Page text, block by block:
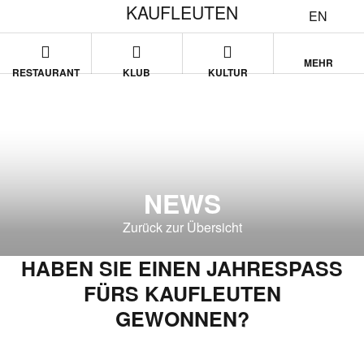
EN
KAUFLEUTEN
RESTAURANT KLUB KULTUR
MEHR
NEWS
Zurück zur Übersicht
HABEN SIE EINEN JAHRESPASS
FÜRS KAUFLEUTEN
GEWONNEN?